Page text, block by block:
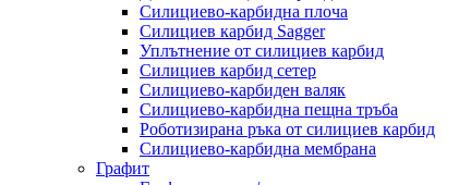
Силициево-карбидна плоча
Силициев карбид Sagger
Уплътнение от силициев карбид
Силициев карбид сетер
Силициево-карбиден валяк
Силициево-карбидна пещна тръба
Роботизирана ръка от силициев карбид
Силициево-карбидна мембрана
Графит